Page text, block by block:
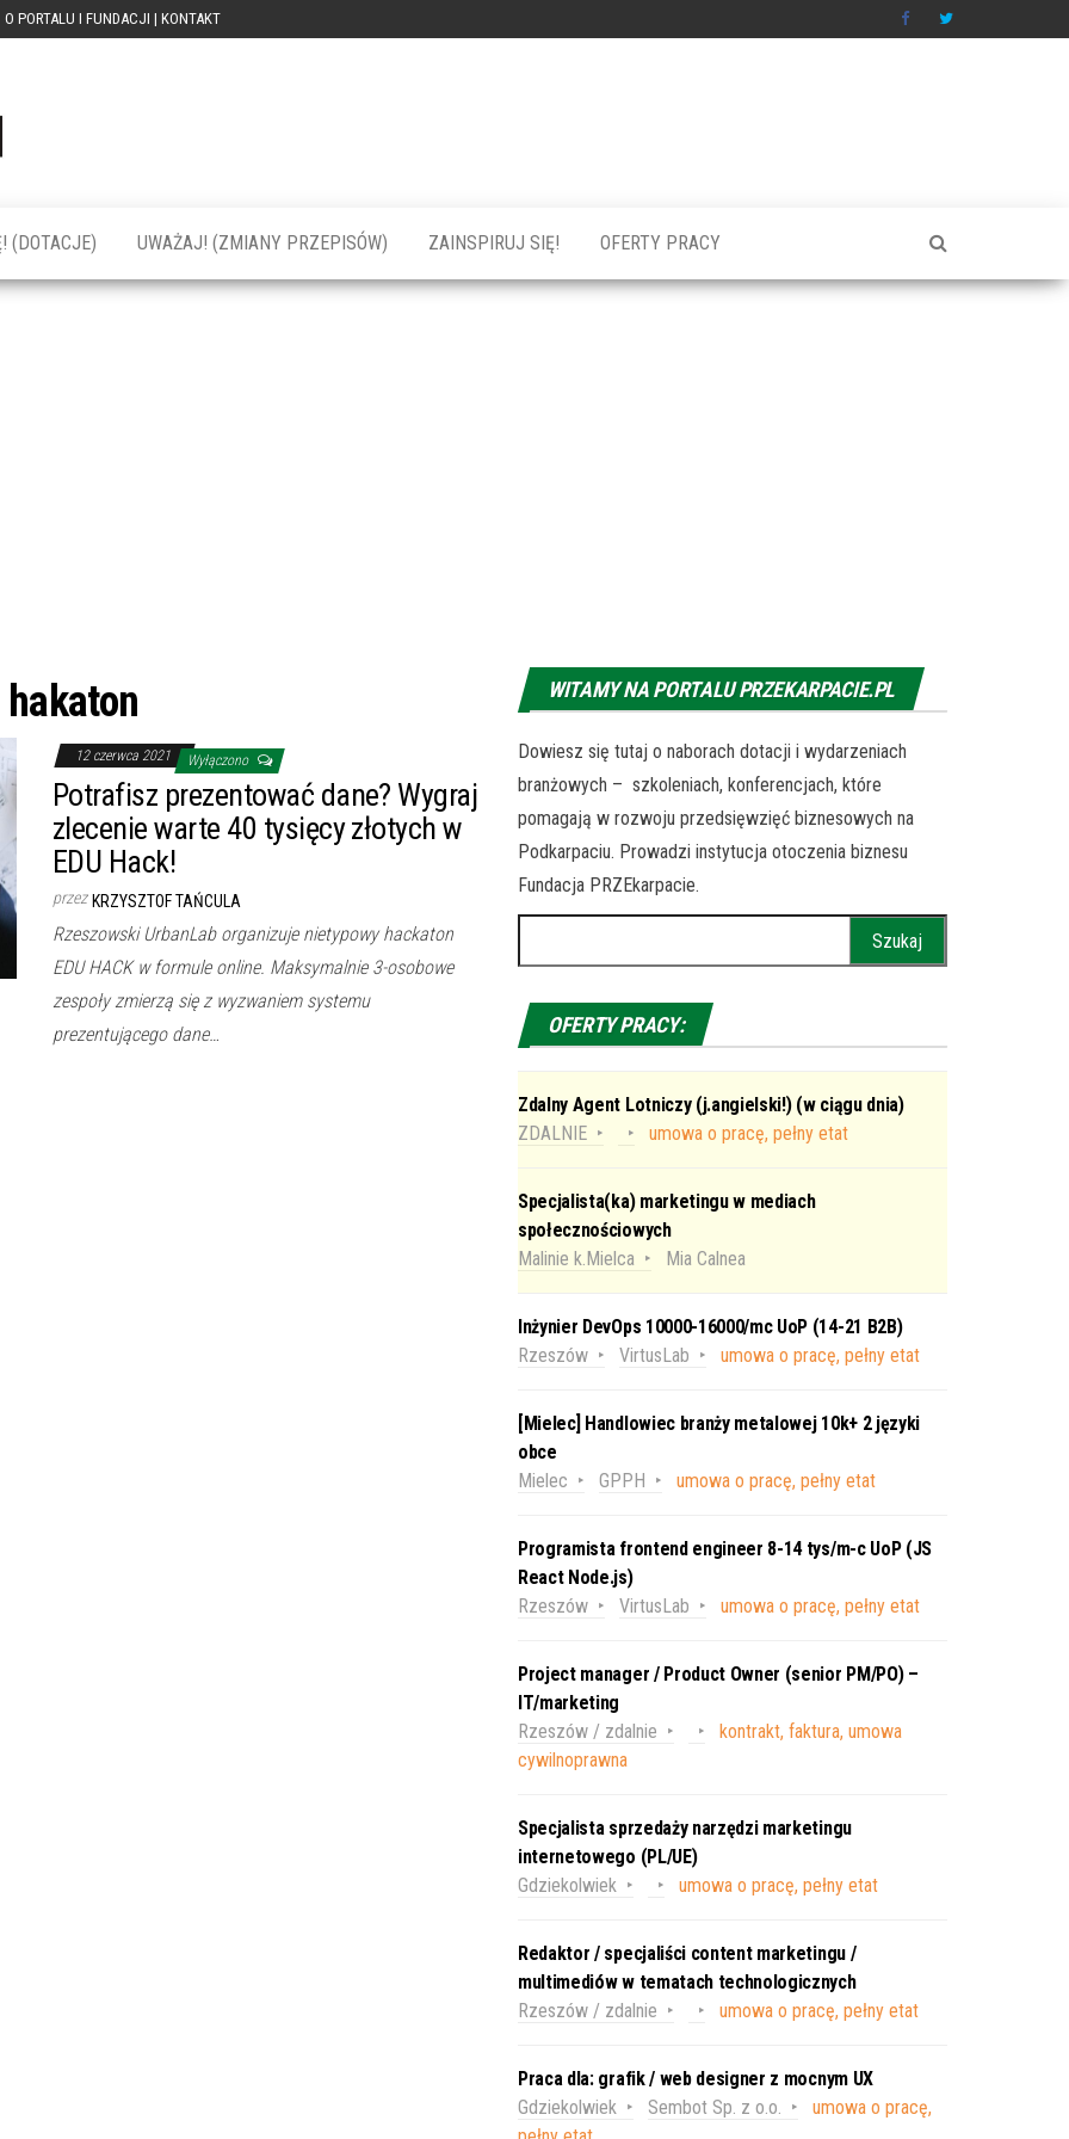
O PORTALU I FUNDACJI | KONTAKT
szkolenia dla
firm
(DOTACJE) UWAŻAJ! (ZMIANY PRZEPISÓW) ZAINSPIRUJ SIĘ! OFERTY PRACY
hakaton
12 czerwca 2021 Wyłączono
Potrafisz prezentować dane? Wygraj
zlecenie warte 40 tysięcy złotych w
EDU Hack!
przez KRZYSZTOF TAŃCULA
Rzeszowski UrbanLab organizuje nietypowy hackaton
EDU HACK w formule online. Maksymalnie 3-osobowe
zespoły zmierzą się z wyzwaniem systemu
prezentującego dane…
WITAMY NA PORTALU PRZEKARPACIE.PL
Dowiesz się tutaj o naborach dotacji i wydarzeniach
branżowych – szkoleniach, konferencjach, które
pomagają w rozwoju przedsięwzięć biznesowych na
Podkarpaciu. Prowadzi instytucja otoczenia biznesu
Fundacja PRZEkarpacie.
OFERTY PRACY:
Zdalny Agent Lotniczy (j.angielski!) (w ciągu dnia)
ZDALNIE
umowa o pracę, pełny etat
Specjalista(ka) marketingu w mediach
społecznościowych
Malinie k.Mielca
Mia Calnea
Inżynier DevOps 10000-16000/mc UoP (14-21 B2B)
Rzeszów
VirtusLab umowa o pracę, pełny etat
[Mielec] Handlowiec branży metalowej 10k+ 2 języki
obce
Mielec
GPPH umowa o pracę, pełny etat
Programista frontend engineer 8-14 tys/m-c UoP (JS
React Node.js)
Rzeszów
VirtusLab umowa o pracę, pełny etat
Project manager / Product Owner (senior PM/PO) –
IT/marketing
Rzeszów / zdalnie
kontrakt, faktura, umowa
cywilnoprawna
Specjalista sprzedaży narzędzi marketingu
internetowego (PL/UE)
Gdziekolwiek
umowa o pracę, pełny etat
Redaktor / specjaliści content marketingu /
multimediów w tematach technologicznych
Rzeszów / zdalnie
umowa o pracę, pełny etat
Praca dla: grafik / web designer z mocnym UX
Gdziekolwiek
Sembot Sp. z o.o.
umowa o pracę,